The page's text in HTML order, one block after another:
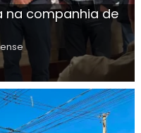
na companhia de